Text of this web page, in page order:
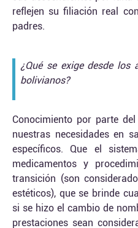
reflejen su filiación real
padres.
¿Qué se exige desde los
bolivianos?
Conocimiento por parte
nuestras necesidades en
específicos. Que el
medicamentos y
transición (son
estéticos), que se brinde
si se hizo el cambio de
prestaciones sean